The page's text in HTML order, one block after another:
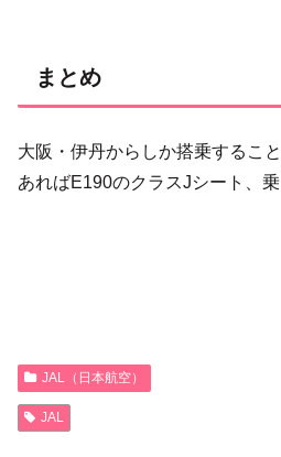
まとめ
大阪・伊丹からしか搭乗するこ
あればE190のクラスJシート、乗
JAL（日本航空）
JAL